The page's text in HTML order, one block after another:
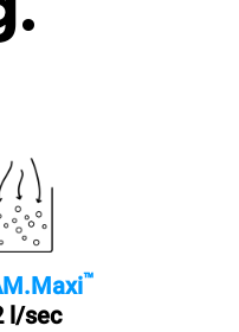
™
l/sec